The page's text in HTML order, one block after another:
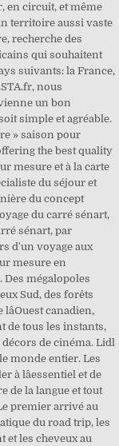
en circuit, et même
territoire aussi vaste
recherche des
qui souhaitent
suivants: la France,
nous
un bon
simple et agréable.
» saison pour
the best quality
mesure et à la carte
du séjour et
du concept
du carré sénart,
sénart, par
d'un voyage aux
mesure en
mégalopoles
Sud, des forêts
canadien,
de tous les instants,
décors de cinéma. Lidl
monde entier. Les
à lâessentiel et de
de la langue et tout
premier arrivé au
du road trip, les
et les cheveux au